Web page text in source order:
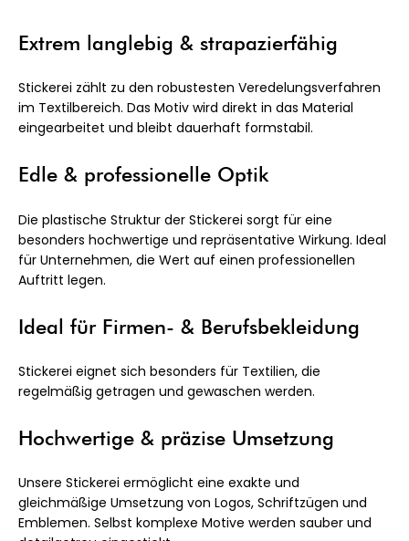
Extrem langlebig & strapazierfähig
Stickerei zählt zu den robustesten Veredelungsverfahren
im Textilbereich. Das Motiv wird direkt in das Material
eingearbeitet und bleibt dauerhaft formstabil.
Edle & professionelle Optik
Die plastische Struktur der Stickerei sorgt für eine
besonders hochwertige und repräsentative Wirkung. Ideal
für Unternehmen, die Wert auf einen professionellen
Auftritt legen.
Ideal für Firmen- & Berufsbekleidung
Stickerei eignet sich besonders für Textilien, die
regelmäßig getragen und gewaschen werden.
Hochwertige & präzise Umsetzung
Unsere Stickerei ermöglicht eine exakte und
gleichmäßige Umsetzung von Logos, Schriftzügen und
Emblemen. Selbst komplexe Motive werden sauber und